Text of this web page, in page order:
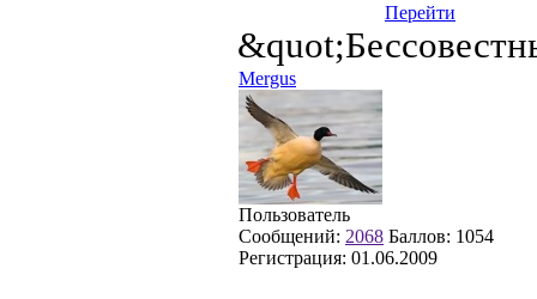
Перейти
Mergus
Пользователь
Сообщений: 2068 Баллов: 1054
Регистрация: 01.06.2009